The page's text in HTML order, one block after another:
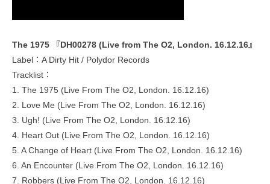
The 1975 『DH00278 (Live from The O2, London. 16.12.16』
Label：A Dirty Hit / Polydor Records
Tracklist：
1. The 1975 (Live From The O2, London. 16.12.16)
2. Love Me (Live From The O2, London. 16.12.16)
3. Ugh! (Live From The O2, London. 16.12.16)
4. Heart Out (Live From The O2, London. 16.12.16)
5. A Change of Heart (Live From The O2, London. 16.12.16)
6. An Encounter (Live From The O2, London. 16.12.16)
7. Robbers (Live From The O2, London. 16.12.16)